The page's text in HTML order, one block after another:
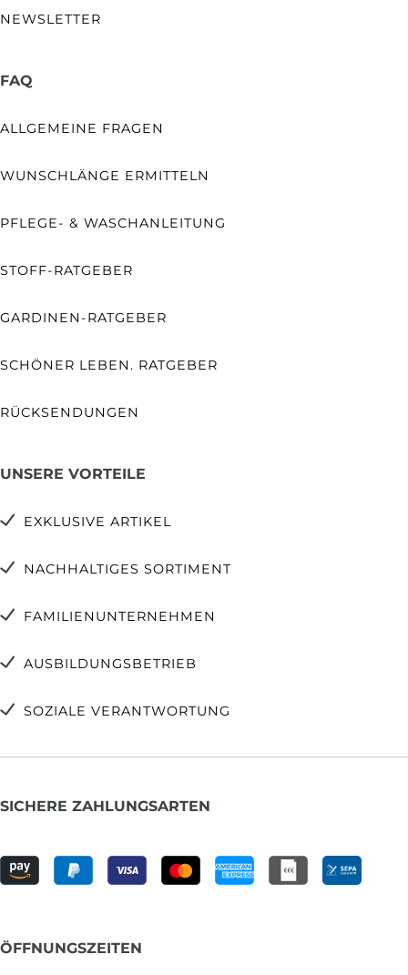
NEWSLETTER
FAQ
ALLGEMEINE FRAGEN
WUNSCHLÄNGE ERMITTELN
PFLEGE- & WASCHANLEITUNG
STOFF-RATGEBER
GARDINEN-RATGEBER
SCHÖNER LEBEN. RATGEBER
RÜCKSENDUNGEN
UNSERE VORTEILE
EXKLUSIVE ARTIKEL
NACHHALTIGES SORTIMENT
FAMILIENUNTERNEHMEN
AUSBILDUNGSBETRIEB
SOZIALE VERANTWORTUNG
SICHERE ZAHLUNGSARTEN
ÖFFNUNGSZEITEN